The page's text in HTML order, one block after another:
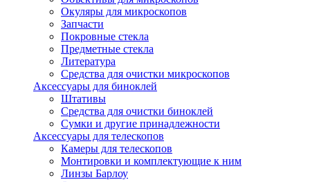
Окуляры для микроскопов
Запчасти
Покровные стекла
Предметные стекла
Литература
Средства для очистки микроскопов
Аксессуары для биноклей
Штативы
Средства для очистки биноклей
Сумки и другие принадлежности
Аксессуары для телескопов
Камеры для телескопов
Монтировки и комплектующие к ним
Линзы Барлоу